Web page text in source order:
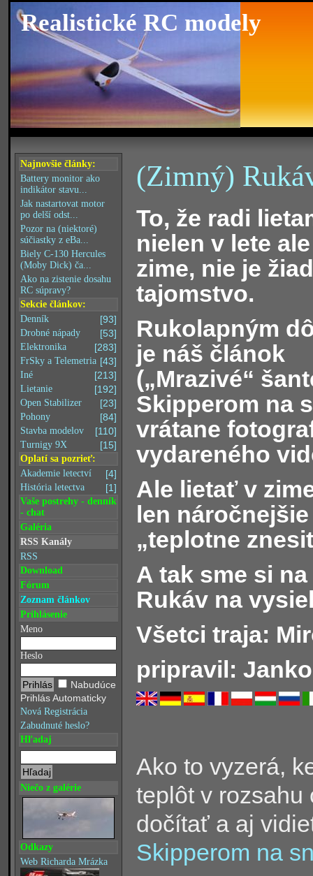
Realistické RC modely
Najnovšie články:
Battery monitor ako
indikátor stavu...
Jak nastartovat motor
po delší odst...
Pozor na (niektoré)
súčiastky z eBa...
Biely C-130 Hercules
(Moby Dick) ča...
Ako na zistenie dosahu
RC súpravy?
Sekcie článkov:
[93]
Denník
[53]
Drobné nápady
[283]
Elektronika
[43]
FrSky a Telemetria
[213]
Iné
[192]
Lietanie
[23]
Open Stabilizer
[84]
Pohony
[110]
Stavba modelov
[15]
Turnigy 9X
Oplatí sa pozrieť:
[4]
Akademie letectví
[1]
História letectva
Vaše postrehy - denník
- chat
Galéria
RSS Kanály
RSS
Download
Fórum
Zoznam článkov
Prihlásenie
Meno
Heslo
Nabudúce
Prihlás Automaticky
Nová Registrácia
Zabudnuté heslo?
Hľadaj
Niečo z galérie
Odkazy
Web Richarda Mrázka
(Zimný)
To, že radi
nielen v lete
zime, nie je
tajomstvo.
Rukolapným
je náš článok
(„Mrazivé“
Skipperom na
vrátane
vydareného
Ale lietať v
len
„teplotne
A tak sme si
Rukáv na
Všetci traja:
pripravil:
Ako to vyzerá,
teplôt v rozsahu
dočítať a aj
Skipperom na